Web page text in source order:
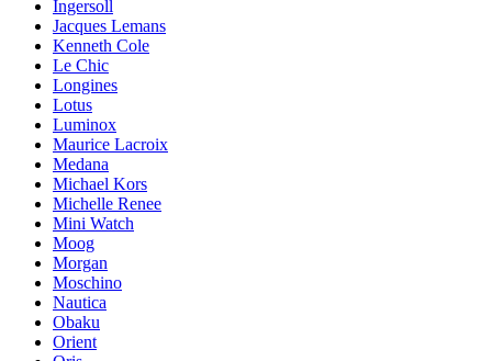
Ingersoll
Jacques Lemans
Kenneth Cole
Le Chic
Longines
Lotus
Luminox
Maurice Lacroix
Medana
Michael Kors
Michelle Renee
Mini Watch
Moog
Morgan
Moschino
Nautica
Obaku
Orient